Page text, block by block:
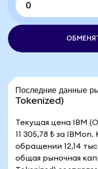
Последние данные
Tokenized)
Текущая цена IBM
11 305,78 ₺ за
обращении 12,14
общая рыночная